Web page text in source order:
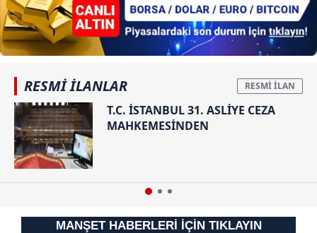
yardım ettiği
tespit
edilmişti!
RESMİ İLANLAR
T.C. İSTANBUL 31. ASLİYE CEZA
MAHKEMESİNDEN
MANŞET HABERLERİ İÇİN TIKLAYIN